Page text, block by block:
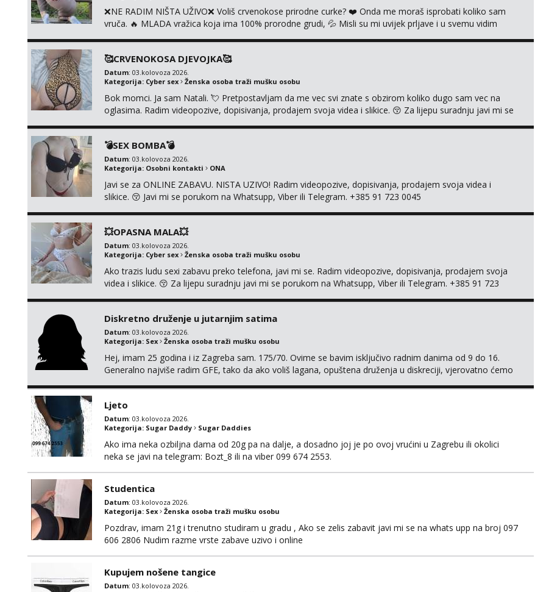
❌NE RADIM NIŠTA UŽIVO❌ Voliš crvenokose prirodne curke? ❤️ Onda me moraš isprobati koliko sam
vruča.‎ ️‍🔥 MLADA vražica koja ima 100% prorodne grudi, 💦 Misli su mi uvijek prljave i u svemu vidim
dovoljna uvije...
🥰CRVENOKOSA DJEVOJKA🥰
Datum: 03.kolovoza 2026.
Kategorija: Cyber sex Ženska osoba traži mušku osobu
Bok momci. Ja sam Natali. 💘 Pretpostavljam da me vec svi znate s obzirom koliko dugo sam vec na
oglasima. Radim videopozive, dopisivanja, prodajem svoja videa i slikice. 😚 Za lijepu suradnju javi mi se
💣SEX BOMBA💣
Datum: 03.kolovoza 2026.
Kategorija: Osobni kontakti ONA
Javi se za ONLINE ZABAVU. NISTA UZIVO! Radim videopozive, dopisivanja, prodajem svoja videa i
slikice. 😚 Javi mi se porukom na Whatsupp, Viber ili Telegram. +385 91 723 0045
💥OPASNA MALA💥
Datum: 03.kolovoza 2026.
Kategorija: Cyber sex Ženska osoba traži mušku osobu
Ako trazis ludu sexi zabavu preko telefona, javi mi se. Radim videopozive, dopisivanja, prodajem svoja
videa i slikice. 😚 Za lijepu suradnju javi mi se porukom na Whatsupp, Viber ili Telegram. +385 91 723
Diskretno druženje u jutarnjim satima
Datum: 03.kolovoza 2026.
Kategorija: Sex Ženska osoba traži mušku osobu
Hej, imam 25 godina i iz Zagreba sam. 175/70. Ovime se bavim isključivo radnim danima od 9 do 16.
Generalno najviše radim GFE, tako da ako voliš lagana, opuštena druženja u diskreciji, vjerovatno ćemo
Ljeto
Datum: 03.kolovoza 2026.
Kategorija: Sugar Daddy Sugar Daddies
Ako ima neka ozbiljna dama od 20g pa na dalje, a dosadno joj je po ovoj vrućini u Zagrebu ili okolici
neka se javi na telegram: Bozt_8 ili na viber 099 674 2553.
Studentica
Datum: 03.kolovoza 2026.
Kategorija: Sex Ženska osoba traži mušku osobu
Pozdrav, imam 21g i trenutno studiram u gradu , Ako se zelis zabavit javi mi se na whats upp na broj 097
606 2806 Nudim razme vrste zabave uzivo i online
Kupujem nošene tangice
Datum: 03.kolovoza 2026.